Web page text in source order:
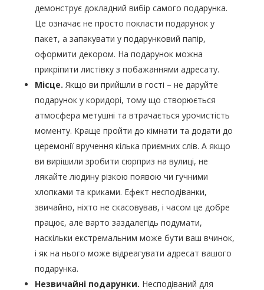
демонструє докладний вибір самого подарунка.
Це означає не просто покласти подарунок у
пакет, а запакувати у подарунковий папір,
оформити декором. На подарунок можна
прикріпити листівку з побажаннями адресату.
Місце. Якщо ви прийшли в гості – не даруйте
подарунок у коридорі, тому що створюється
атмосфера метушні та втрачається урочистість
моменту. Краще пройти до кімнати та додати до
церемонії вручення кілька приємних слів. А якщо
ви вирішили зробити сюрприз на вулиці, не
лякайте людину різкою появою чи гучними
хлопками та криками. Ефект несподіванки,
звичайно, ніхто не скасовував, і часом це добре
працює, але варто заздалегідь подумати,
наскільки екстремальним може бути ваш вчинок,
і як на нього може відреагувати адресат вашого
подарунка.
Незвичайні подарунки. Несподіваний для